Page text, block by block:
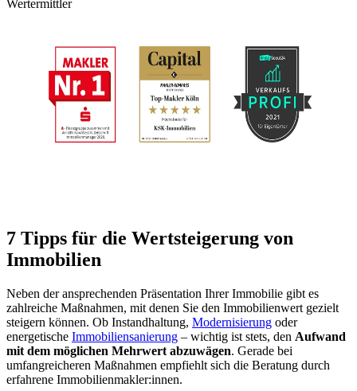
Wertermittler
7 Tipps für die Wertsteigerung von
Immobilien
Neben der ansprechenden Präsentation Ihrer Immobilie gibt es
zahlreiche Maßnahmen, mit denen Sie den Immobilienwert gezielt
steigern können. Ob Instandhaltung, Modernisierung oder
energetische Immobiliensanierung – wichtig ist stets, den Aufwand
mit dem möglichen Mehrwert abzuwägen. Gerade bei
umfangreicheren Maßnahmen empfiehlt sich die Beratung durch
erfahrene Immobilienmakler:innen.